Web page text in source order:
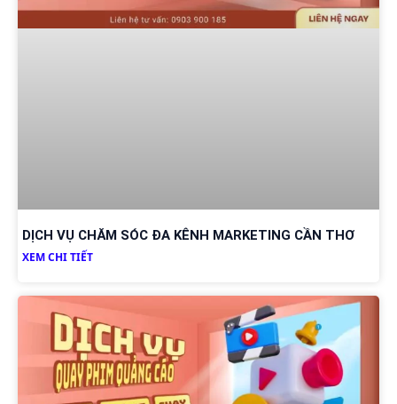
DỊCH VỤ CHĂM SÓC ĐA KÊNH MARKETING CẦN THƠ
XEM CHI TIẾT